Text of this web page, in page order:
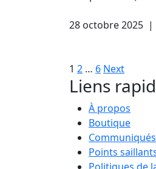
28 octobre 2025 |
Pagination
des
Page
1 Page
2 … Page
6 Next
Liens
À propos
Boutique
Communiqués
Points
Politiques de